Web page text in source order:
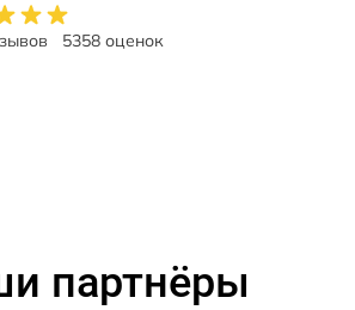
5358 оценок
партнёры